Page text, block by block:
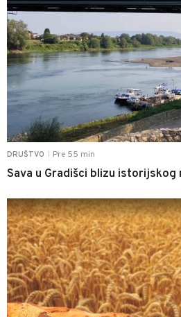
DRUŠTVO Pre 55 min
Sava u Gradišci blizu istorijskog